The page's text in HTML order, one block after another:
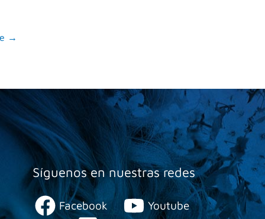
→
Síguenos en nuestras redes
Facebook Youtube